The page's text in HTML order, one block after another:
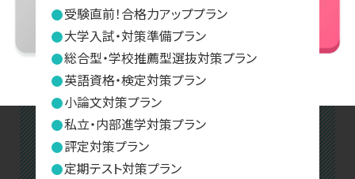
受験直前！合格力アッププラン
大学入試・対策準備プラン
総合型・学校推薦型選抜対策プラン
英語資格・検定対策プラン
小論文対策プラン
私立・内部進学対策プラン
評定対策プラン
定期テスト対策プラン